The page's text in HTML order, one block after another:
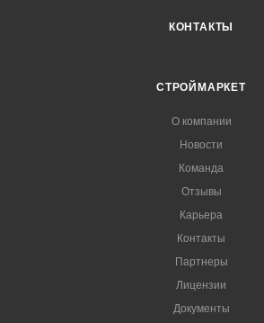
КОНТАКТЫ
СТРОЙМАРКЕТ
О компании
Новости
Команда
Отзывы
Карьера
Контакты
Партнеры
Лицензии
Документы